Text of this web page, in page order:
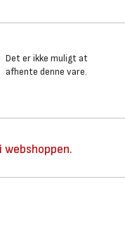
Det er ikke muligt at
afhente denne vare.